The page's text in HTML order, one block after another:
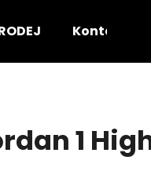
Kontakt
1
HLEDAT